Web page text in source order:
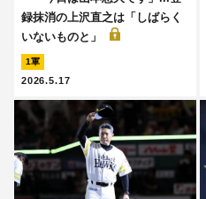
録抹消の上沢直之は「しばらく
いないものと」
1軍
2026.5.17